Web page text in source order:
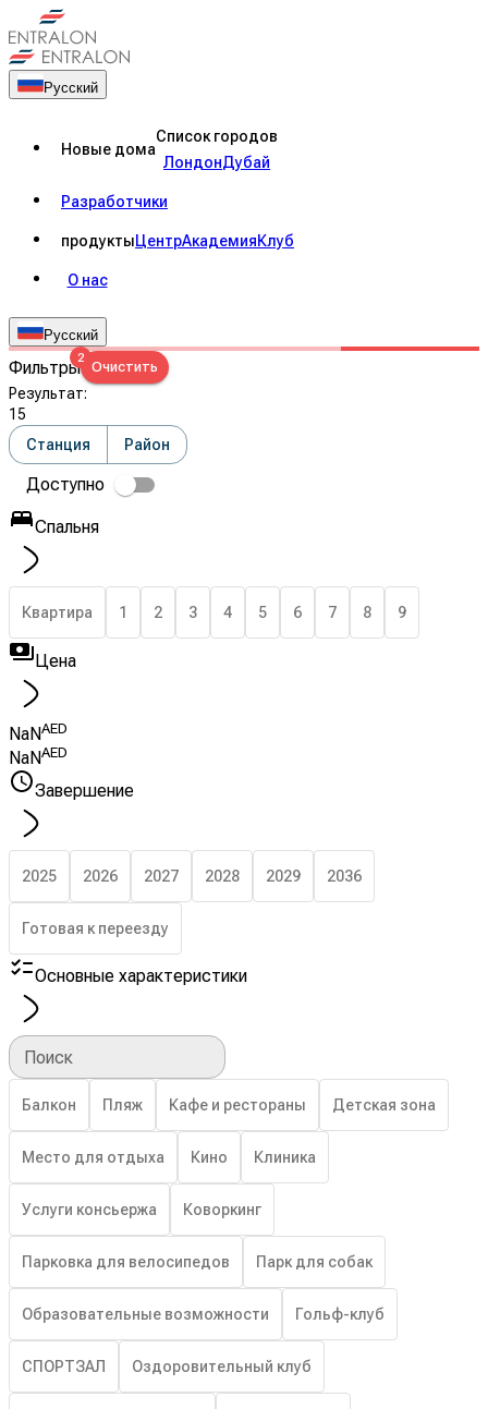
Русский
Новые дома
Список городов
ЛондонДубай
Разработчики
продуктыЦентрАкадемияКлуб
О нас
Русский
Фильтры2
Очистить
Результат:
15
Станция
Район
Доступно
Спальня
Квартира 1 2 3 4 5 6 7 8 9
Цена
NaNAED
NaNAED
Завершение
2025 2026 2027 2028 2029 2036
Готовая к переезду
Основные характеристики
Поиск
Балкон Пляж Кафе и рестораны Детская зона
Место для отдыха Кино Клиника
Услуги консьержа Коворкинг
Парковка для велосипедов Парк для собак
Образовательные возможности Гольф-клуб
СПОРТЗАЛ Оздоровительный клуб